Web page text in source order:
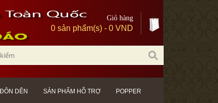
Giỏ hàng
0 sản phẩm(s) - 0 VND
DÊN SẢN PHẨM HỖ TRỢ POPPER